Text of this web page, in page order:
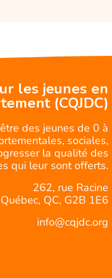
les jeunes en
(CQJDC)
des jeunes de 0 à
sociales,
la qualité des
qui leur sont offerts.
262, rue Racine
Québec, QC, G2B 1E6
info@cqjdc.org